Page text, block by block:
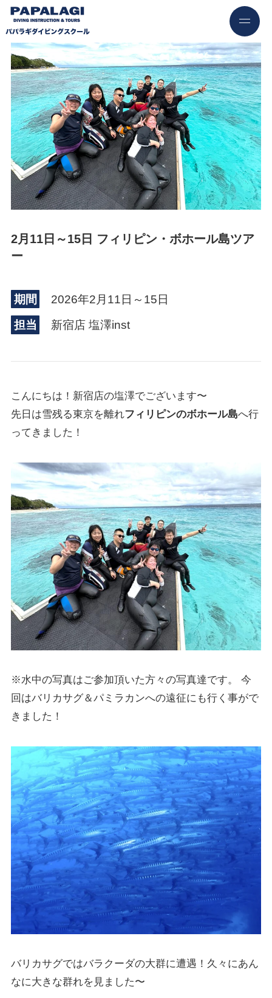
2月11日～15日 フィリピン・ボホール島ツア
ー
期間 2026年2月11日～15日
担当 新宿店 塩澤inst
こんにちは！新宿店の塩澤でございます〜
先日は雪残る東京を離れフィリピンのボホール島へ行
ってきました！
※水中の写真はご参加頂いた方々の写真達です。 今
回はバリカサグ＆パミラカンへの遠征にも行く事がで
きました！
バリカサグではバラクーダの大群に遭遇！久々にあん
なに大きな群れを見ました〜